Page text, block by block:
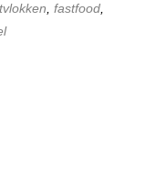
fastfood